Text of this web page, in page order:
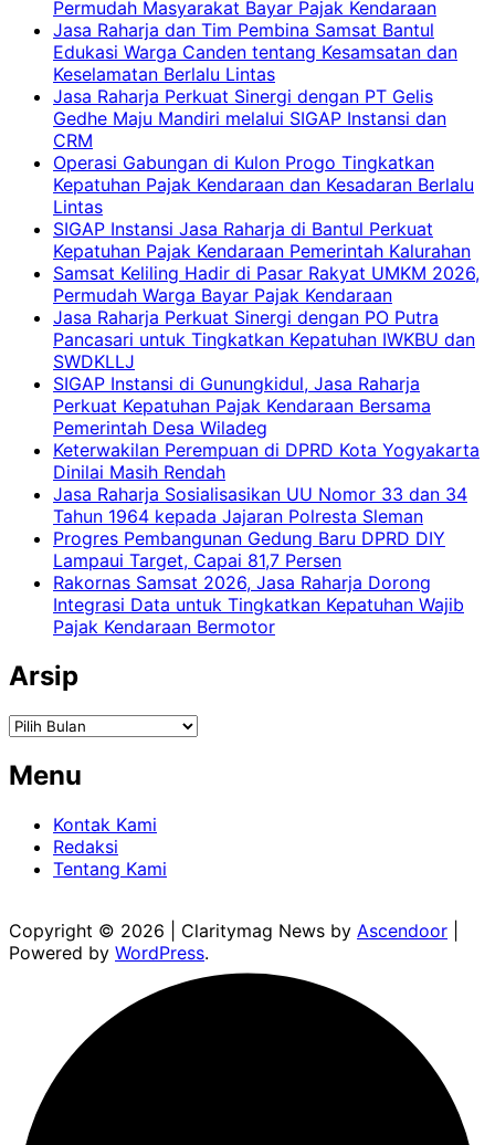
Permudah Masyarakat Bayar Pajak Kendaraan
Jasa Raharja dan Tim Pembina Samsat Bantul
Edukasi Warga Canden tentang Kesamsatan dan
Keselamatan Berlalu Lintas
Jasa Raharja Perkuat Sinergi dengan PT Gelis
Gedhe Maju Mandiri melalui SIGAP Instansi dan
CRM
Operasi Gabungan di Kulon Progo Tingkatkan
Kepatuhan Pajak Kendaraan dan Kesadaran Berlalu
Lintas
SIGAP Instansi Jasa Raharja di Bantul Perkuat
Kepatuhan Pajak Kendaraan Pemerintah Kalurahan
Samsat Keliling Hadir di Pasar Rakyat UMKM 2026,
Permudah Warga Bayar Pajak Kendaraan
Jasa Raharja Perkuat Sinergi dengan PO Putra
Pancasari untuk Tingkatkan Kepatuhan IWKBU dan
SWDKLLJ
SIGAP Instansi di Gunungkidul, Jasa Raharja
Perkuat Kepatuhan Pajak Kendaraan Bersama
Pemerintah Desa Wiladeg
Keterwakilan Perempuan di DPRD Kota Yogyakarta
Dinilai Masih Rendah
Jasa Raharja Sosialisasikan UU Nomor 33 dan 34
Tahun 1964 kepada Jajaran Polresta Sleman
Progres Pembangunan Gedung Baru DPRD DIY
Lampaui Target, Capai 81,7 Persen
Rakornas Samsat 2026, Jasa Raharja Dorong
Integrasi Data untuk Tingkatkan Kepatuhan Wajib
Pajak Kendaraan Bermotor
Arsip
Arsip
Menu
Kontak Kami
Redaksi
Tentang Kami
Copyright © 2026 | Claritymag News by Ascendoor
Powered by WordPress.